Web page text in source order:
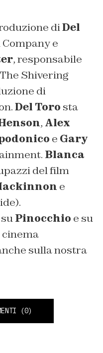
diDel
e
, responsabile
The Shivering
di
Del Toro sta
, Alex
e Gary
Blanca
del film
e
Pinocchio e su
sulla nostra
(0)